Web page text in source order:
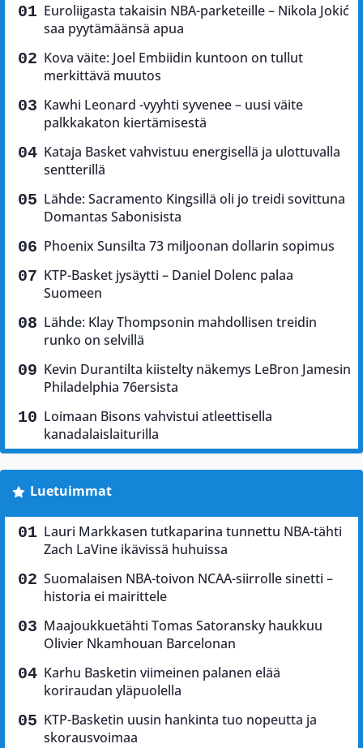
Euroliigasta takaisin NBA-parketeille – Nikola Jokić
saa pyytämäänsä apua
Kova väite: Joel Embiidin kuntoon on tullut
merkittävä muutos
Kawhi Leonard -vyyhti syvenee – uusi väite
palkkakaton kiertämisestä
Kataja Basket vahvistuu energisellä ja ulottuvalla
sentterillä
Lähde: Sacramento Kingsillä oli jo treidi sovittuna
Domantas Sabonisista
Phoenix Sunsilta 73 miljoonan dollarin sopimus
KTP-Basket jysäytti – Daniel Dolenc palaa
Suomeen
Lähde: Klay Thompsonin mahdollisen treidin
runko on selvillä
Kevin Durantilta kiistelty näkemys LeBron Jamesin
Philadelphia 76ersista
Loimaan Bisons vahvistui atleettisella
kanadalaislaiturilla
Luetuimmat
Lauri Markkasen tutkaparina tunnettu NBA-tähti
Zach LaVine ikävissä huhuissa
Suomalaisen NBA-toivon NCAA-siirrolle sinetti –
historia ei mairittele
Maajoukkuetähti Tomas Satoransky haukkuu
Olivier Nkamhouan Barcelonan
Karhu Basketin viimeinen palanen elää
koriraudan yläpuolella
KTP-Basketin uusin hankinta tuo nopeutta ja
skorausvoimaa